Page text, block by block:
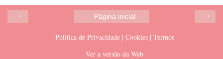
‹ ›
Página inicial
Política de Privacidade | Cookies | Termos
Ver a versão da Web